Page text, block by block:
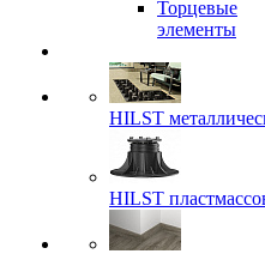
Торцевые
элементы
HILST
HILST